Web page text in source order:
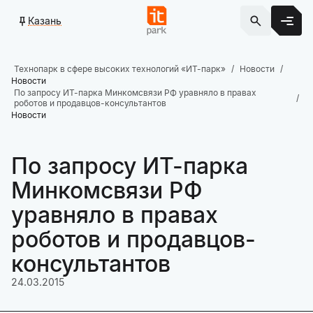
Казань
Технопарк в сфере высоких технологий «ИТ-парк»
Новости
Новости
По запросу ИТ-парка Минкомсвязи РФ уравняло в правах
роботов и продавцов-консультантов
Новости
По запросу ИТ-парка
Минкомсвязи РФ
уравняло в правах
роботов и продавцов-
консультантов
24.03.2015